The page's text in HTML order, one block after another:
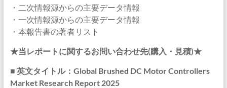
・二次情報源からの主要データ情報
・一次情報源からの主要データ情報
・本報告書の著者リスト
★当レポートに関するお問い合わせ先(購入・見積)★
■ 英文タイトル：Global Brushed DC Motor Controllers
Market Research Report 2025